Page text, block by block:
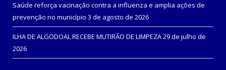
Saúde reforça vacinação contra a influenza e amplia ações de
prevenção no município 3 de agosto de 2026
ILHA DE ALGODOAL RECEBE MUTIRÃO DE LIMPEZA29 de julho de
2026